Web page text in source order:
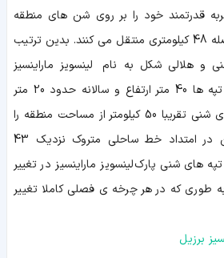
قدرتمند خود را بر روی شن های منطقه
وارد کرده و آن ها را تا فاصله 48 کیلومتری منتقل می کنند. بدین ترتیب
و هلالی شکل به نام لینسویز ماراینسیز
تشکیل شد. برخی از این تپه ها 40 متر ارتفاع و سالانه حدود 20 متر
پیشرفت دارند. این تپه های شنی تقریبا 50 کیلومتر از مساحت منطقه را
در برگرفته اند و همچنین در امتداد خط ساحلی متروک نزدیک 43
های شنی پارک لینسویز ماراینسیز در تغییر
طوری که در هر چرخه ی فصلی کاملا تغییر